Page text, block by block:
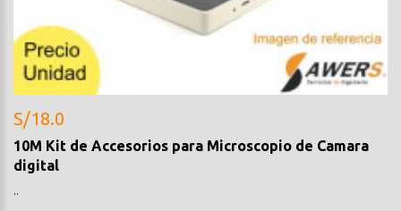
S/18.0
10M Kit de Accesorios para Microscopio de Camara
digital
..